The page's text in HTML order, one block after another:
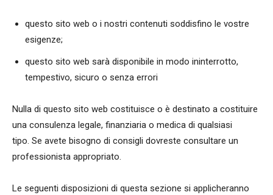
questo sito web o i nostri contenuti soddisfino le vostre
esigenze;
questo sito web sarà disponibile in modo ininterrotto,
tempestivo, sicuro o senza errori
Nulla di questo sito web costituisce o è destinato a costituire
una consulenza legale, finanziaria o medica di qualsiasi
tipo. Se avete bisogno di consigli dovreste consultare un
professionista appropriato.
Le seguenti disposizioni di questa sezione si applicheranno